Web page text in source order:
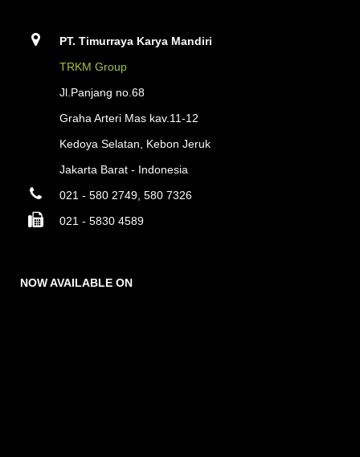
PT. Timurraya Karya Mandiri
TRKM Group
Jl.Panjang no.68
Graha Arteri Mas kav.11-12
Kedoya Selatan, Kebon Jeruk
Jakarta Barat - Indonesia
021 - 580 2749, 580 7326
021 - 5830 4589
NOW AVAILABLE ON